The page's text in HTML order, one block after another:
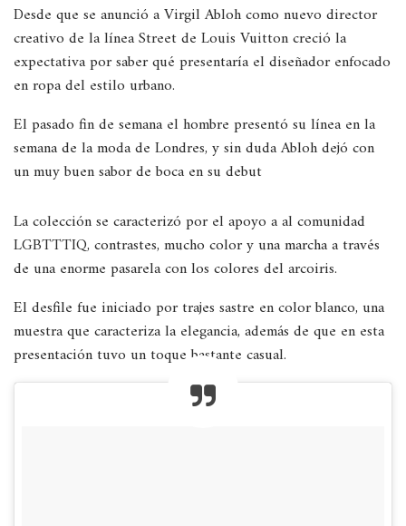
Desde que se anunció a Virgil Abloh como nuevo director
creativo de la línea Street de Louis Vuitton creció la
expectativa por saber qué presentaría el diseñador enfocado
en ropa del estilo urbano.
El pasado fin de semana el hombre presentó su línea en la
semana de la moda de Londres, y sin duda Abloh dejó con
un muy buen sabor de boca en su debut
La colección se caracterizó por el apoyo a al comunidad
LGBTTTIQ, contrastes, mucho color y una marcha a través
de una enorme pasarela con los colores del arcoiris.
El desfile fue iniciado por trajes sastre en color blanco, una
muestra que caracteriza la elegancia, además de que en esta
presentación tuvo un toque bastante casual.